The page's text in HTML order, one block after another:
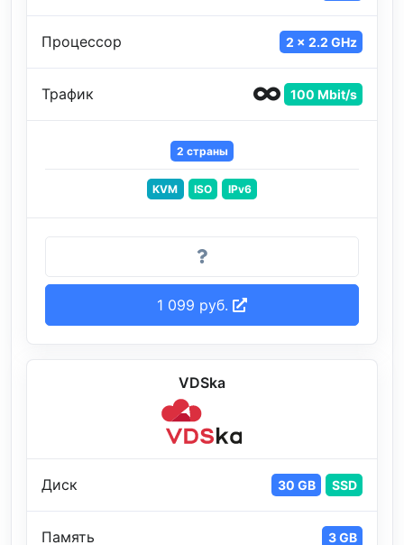
Процессор 2 x 2.2 GHz
Трафик 100 Mbit/s
2 страны
KVM ISO IPv6
1 099 руб.
VDSka
Диск 30 GB SSD
Память 3 GB